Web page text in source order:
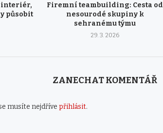
interiér,
působit
Firemní teambuilding: Cesta od
nesourodé skupiny k
sehranému týmu
29. 3. 2026
ZANECHAT KOMENTÁŘ
musíte nejdříve přihlásit.